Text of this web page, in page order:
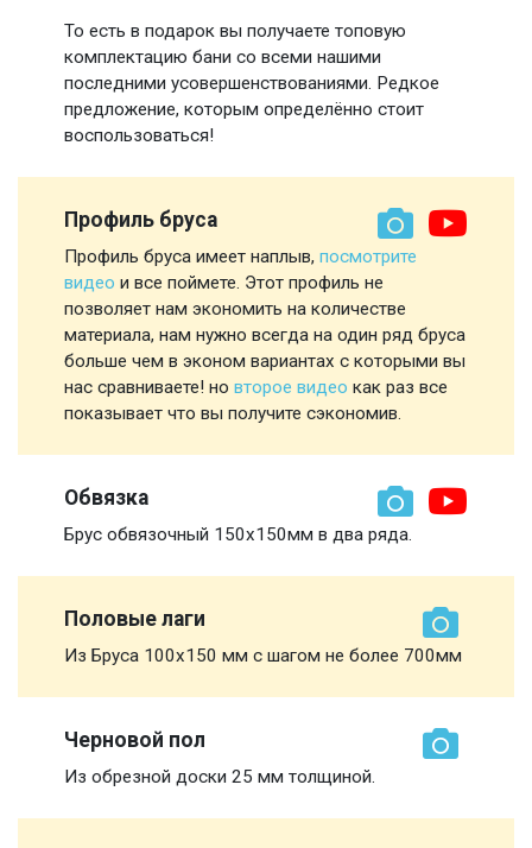
То есть в подарок вы получаете топовую
комплектацию бани со всеми нашими
последними усовершенствованиями. Редкое
предложение, которым определённо стоит
воспользоваться!
Профиль бруса
Профиль бруса имеет наплыв, посмотрите
видео и все поймете. Этот профиль не
позволяет нам экономить на количестве
материала, нам нужно всегда на один ряд бруса
больше чем в эконом вариантах с которыми вы
нас сравниваете! но второе видео как раз все
показывает что вы получите сэкономив.
Обвязка
Брус обвязочный 150х150мм в два ряда.
Половые лаги
Из Бруса 100х150 мм с шагом не более 700мм
Черновой пол
Из обрезной доски 25 мм толщиной.